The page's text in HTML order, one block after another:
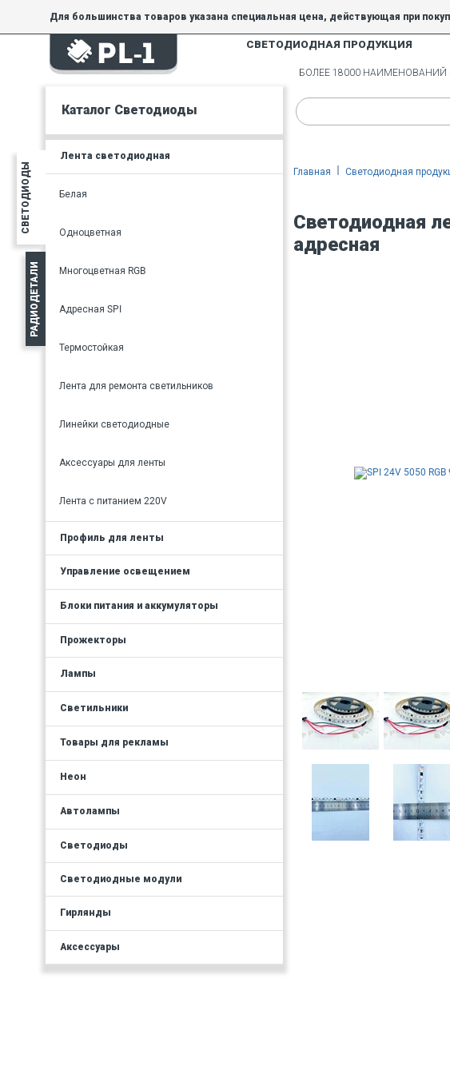
Для большинства товаров указана специальная цена, действующая при
товара.
На товары, купленные по специальной цене, общие скидки 5% и 10% не
СВЕТОДИОДНАЯ ПРОДУКЦИЯ
СВЕТОДИОДЫ
РАДИОДЕТАЛИ
Каталог Светодиоды
Лента светодиодная
Белая
Одноцветная
Многоцветная RGB
Адресная SPI
Термостойкая
Лента для ремонта светильников
Линейки светодиодные
Аксессуары для ленты
Лента с питанием 220V
Профиль для ленты
Управление освещением
Блоки питания и аккумуляторы
Прожекторы
Лампы
Светильники
Товары для рекламы
Неон
Автолампы
Светодиоды
Светодиодные модули
Гирлянды
Аксессуары
БОЛЕЕ 18000
Главная Светодиодная
Светодиодная
адресная